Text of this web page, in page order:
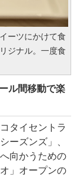
ーツにかけて食
ジナル。一度食
ル間移動で楽
タイセントラ
ーズンズ」、
向かうための
」オープンの